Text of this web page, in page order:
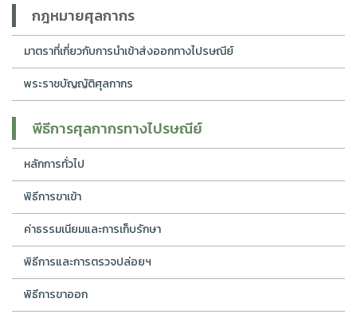
กฎหมายศุลกากร
มาตราที่เกี่ยวกับการนำเข้าส่งออกทางไปรษณีย์
พระราชบัญญัติศุลกากร
พีธีการศุลกากรทางไปรษณีย์
หลักการทั่วไป
พิธีการขาเข้า
ค่าธรรมเนียมและการเก็บรักษา
พิธีการและการตรวจปล่อยฯ
พิธีการขาออก